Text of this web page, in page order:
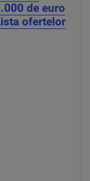
de euro
ofertelor